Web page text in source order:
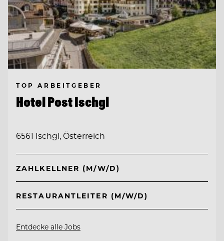
TOP ARBEITGEBER
Hotel Post Ischgl
6561 Ischgl, Österreich
ZAHLKELLNER (M/W/D)
RESTAURANTLEITER (M/W/D)
Entdecke alle Jobs